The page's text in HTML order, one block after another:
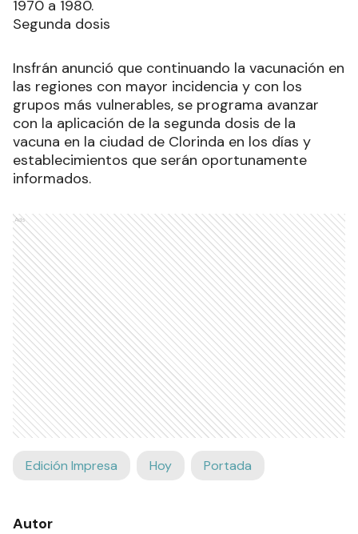
1970 a 1980.
Segunda dosis
Insfrán anunció que continuando la vacunación en
las regiones con mayor incidencia y con los
grupos más vulnerables, se programa avanzar
con la aplicación de la segunda dosis de la
vacuna en la ciudad de Clorinda en los días y
establecimientos que serán oportunamente
informados.
Ads
Edición Impresa Hoy Portada
Autor